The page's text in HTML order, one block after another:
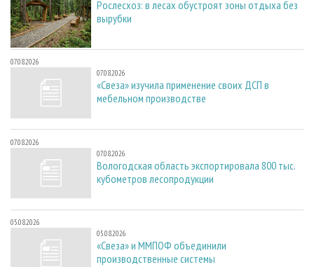
Рослесхоз: в лесах обустроят зоны отдыха без
вырубки
07.08.2026
07.08.2026
«Свеза» изучила применение своих ДСП в
мебельном производстве
07.08.2026
07.08.2026
Вологодская область экспортировала 800 тыс.
кубометров лесопродукции
05.08.2026
05.08.2026
«Свеза» и ММПОФ объединили
производственные системы